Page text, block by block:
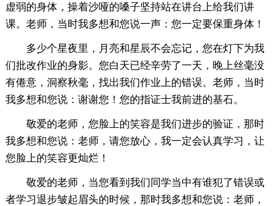
虚弱的身体，操着沙哑的嗓子坚持站在讲台上给我们讲
课。老师，当时我多想和您说一声：您一定要保重身体！
多少个星夜里，月亮和星辰不会忘记，您在灯下为我
们批改作业的身影。您白天已经辛劳了一天，晚上丝毫没
有倦意，洞察秋毫，找出我们作业上的错误。老师，当时
我多想和您说：谢谢您！您的指证士我前进的基石。
敬爱的老师，您脸上的笑容是我们进步的验证，那时
我多想和您说：老师，请您放心，我一定会认真学习，让
您脸上的笑容更灿烂！
敬爱的老师，当您看到我们同学当中有谁犯了错误或
者学习退步皱起眉头的时候，那时我多想和您说：老师，